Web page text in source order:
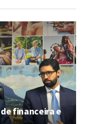
financeira e